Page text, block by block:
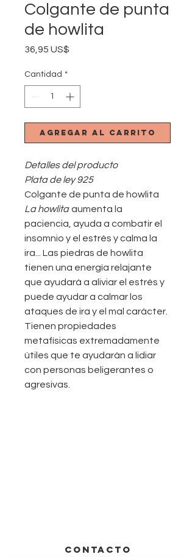
Colgante de punta
de howlita
36,95 US$
Cantidad *
Agregar al carrito
Detalles del producto
Plata de ley 925
Colgante de punta de howlita
La howlita aumenta la
paciencia, ayuda a combatir el
insomnio y el estrés y calma la
ira... Las piedras de howlita
tienen una energía relajante
que ayudará a aliviar el estrés y
puede ayudar a calmar los
ataques de ira y el mal carácter.
Tienen propiedades
metafísicas extremadamente
útiles que te ayudarán a lidiar
con personas beligerantes o
agresivas.
CONTACTO